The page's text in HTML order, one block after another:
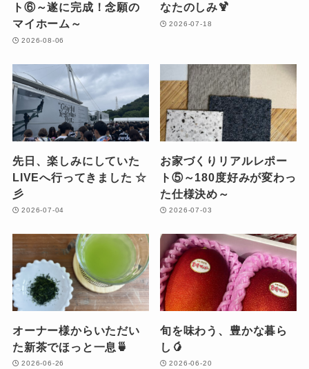
ト⑥～遂に完成！念願の
マイホーム～
2026-08-06
なたのしみ🍹
2026-07-18
先日、楽しみにしていた
LIVEへ行ってきました ☆
彡
2026-07-04
お家づくりリアルレポー
ト⑤～180度好みが変わっ
た仕様決め～
2026-07-03
オーナー様からいただい
た新茶でほっと一息🍵
2026-06-26
旬を味わう、豊かな暮ら
し🥭
2026-06-20